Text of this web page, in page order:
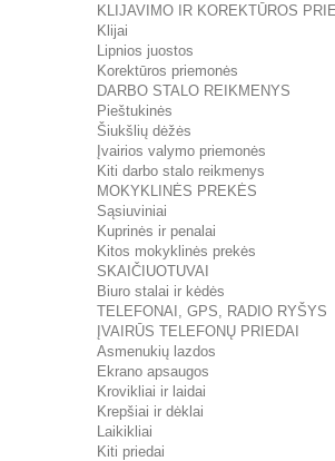
KLIJAVIMO IR KOREKTŪROS
Klijai
Lipnios juostos
Korektūros priemonės
DARBO STALO REIKMENYS
Pieštukinės
Šiukšlių dėžės
Įvairios valymo priemonės
Kiti darbo stalo reikmenys
MOKYKLINĖS PREKĖS
Sąsiuviniai
Kuprinės ir penalai
Kitos mokyklinės prekės
SKAIČIUOTUVAI
Biuro stalai ir kėdės
TELEFONAI, GPS, RADIO RYŠYS
ĮVAIRŪS TELEFONŲ PRIEDAI
Asmenukių lazdos
Ekrano apsaugos
Krovikliai ir laidai
Krepšiai ir dėklai
Laikikliai
Kiti priedai